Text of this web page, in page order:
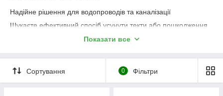
Надійне рішення для водопроводів та каналізації
Шукаєте ефективний спосіб усунути текти або пошкодження
довговічне рішення, призначене для швидкого відновлення
Хомут ремонтний для труб із нержавіючої сталі
Показати все
Сортування 0 Фільтри